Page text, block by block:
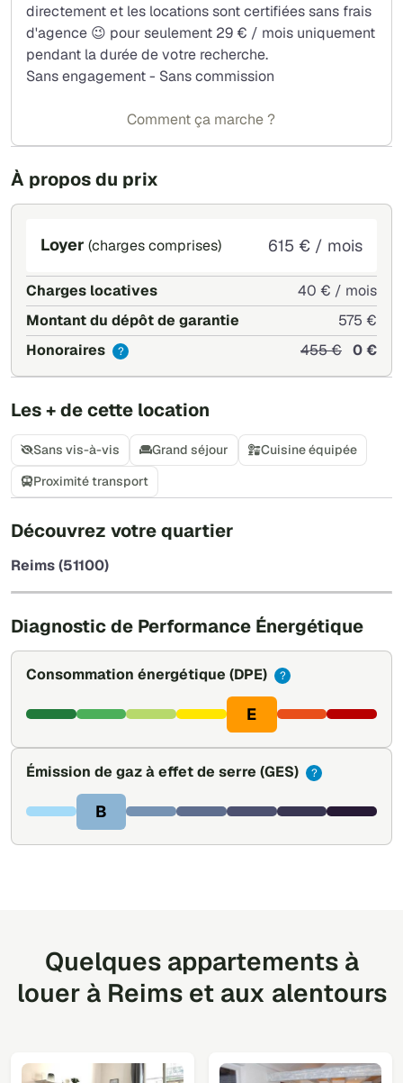
À propos du prix
Loyer (charges comprises) 615 € / mois
Charges locatives
40 € / mois
Montant du dépôt de garantie
575 €
Honoraires
? 455 € 0 €
Les + de cette location
Sans vis-à-vis Grand séjour
Cuisine équipée
Proximité transport
Découvrez votre quartier
Reims (51100)
Diagnostic de Performance Énergétique
Consommation énergétique (DPE) ?
E
Émission de gaz à effet de serre (GES) ?
B
directement et les locations sont certifiées sans frais
d'agence 😉 pour seulement 29 € / mois uniquement
pendant la durée de votre recherche.
Sans engagement - Sans commission
Comment ça marche ?
Quelques appartements à
louer à Reims et aux alentours